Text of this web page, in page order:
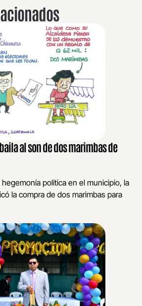
al son de dos marimbas de
política en el municipio, la
la compra de dos marimbas para